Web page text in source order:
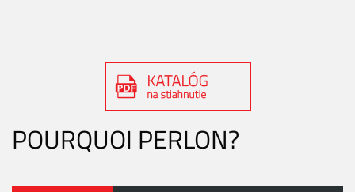
POURQUOI PERLON?